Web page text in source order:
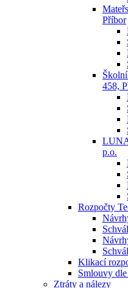
Příbor
458,
p.o.
Rozpočty
Klikací
Smlouvy dle
Ztráty a nálezy